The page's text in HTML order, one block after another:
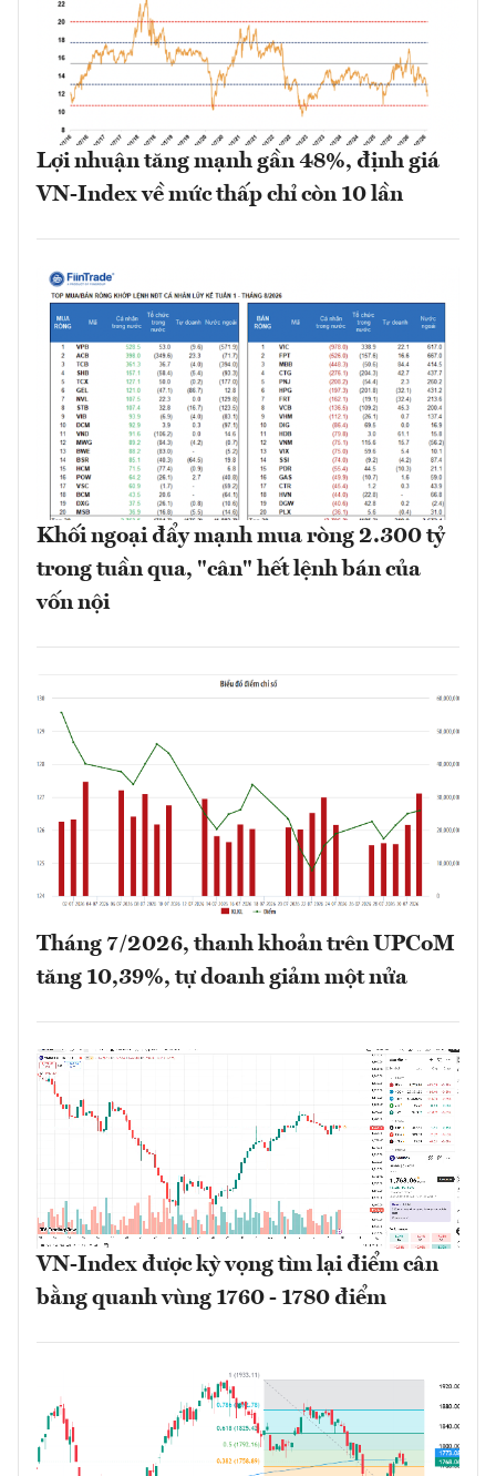
Lợi nhuận tăng mạnh gần 48%, định giá
VN-Index về mức thấp chỉ còn 10 lần
Khối ngoại đẩy mạnh mua ròng 2.300 tỷ
trong tuần qua, "cân" hết lệnh bán của
vốn nội
Tháng 7/2026, thanh khoản trên UPCoM
tăng 10,39%, tự doanh giảm một nửa
VN-Index được kỳ vọng tìm lại điểm cân
bằng quanh vùng 1760 - 1780 điểm